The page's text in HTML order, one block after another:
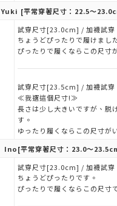
Yuki [平常穿著尺寸：22.5～
試穿尺寸[23.0cm] / 加襪試穿
ちょうどぴったりで履けまし
ぴったりで履くならこの尺寸
試穿尺寸[23.5cm] / 加襪試穿
≪我選這個尺寸!≫
長さは少し大きいですが、脱
す。
ゆったり履くならこの尺寸が
Ino[平常穿著尺寸：23.0～
試穿尺寸[23.0cm] / 加襪試穿
ちょうどぴったりです。
ぴったりで履くならこの尺寸